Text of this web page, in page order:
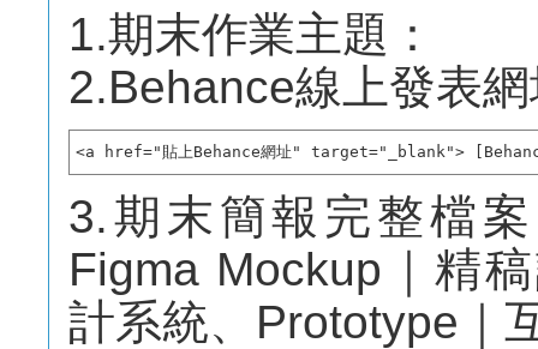
1.期末作業主題：
2.Behance線上發表
<a href="貼上Behance網址" target="_blank">
3.期末簡報完整檔
Figma Mockup｜精
計系統、Prototype｜